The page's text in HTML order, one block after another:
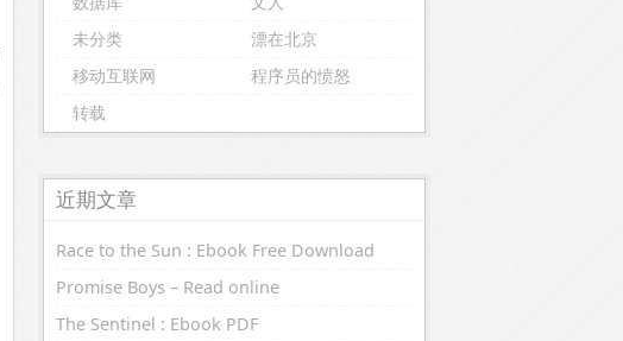
未分类
漂在北京
移动互联网
程序员的愤怒
转载
近期文章
Race to the Sun : Ebook Free Download
Promise Boys – Read online
The Sentinel : Ebook PDF